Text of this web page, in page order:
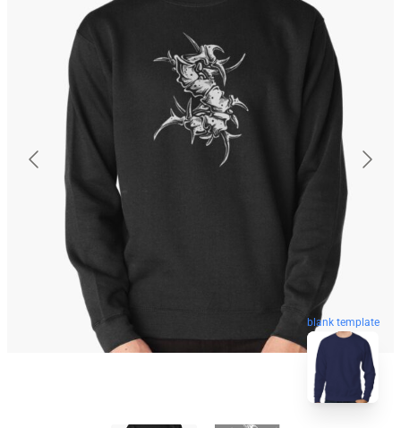
blank template